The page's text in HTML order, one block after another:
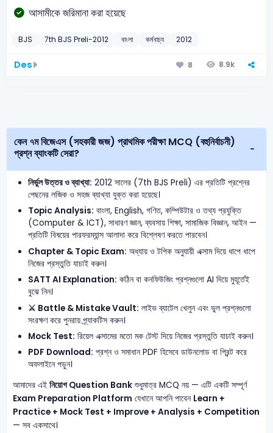
আসামীকে জরিমানা করা হয়েছে
BJS 7th BJS Preli-2012 বাংলা কর্মবাচ্য 2012
Des 8 8.9k
কেন ৭ম বিজেএস (সহকারী জজ) প্রাথমিক পরীক্ষা MCQ (বহুনির্বাচনী)
প্রশ্ন ব্যাংকটি সেরা?
নির্ভুল উত্তর ও ব্যাখ্যা: 2012 সালের (7th BJS Preli) এর প্রতিটি প্রশ্নের
পেছনের লজিক ও সহজ ব্যাখ্যা যুক্ত করা হয়েছে।
Topic Analysis: বাংলা, English, গণিত, কম্পিউটার ও তথ্য প্রযুক্তি
(Computer & ICT), সাধারণ জ্ঞান, ব্যবসায় শিক্ষা, সামাজিক বিজ্ঞান, আইন —
প্রতিটি বিষয়ের পারফরম্যান্স আলাদা করে বিশ্লেষণ করতে পারবেন।
Chapter & Topic Exam: অধ্যায় ও টপিক অনুযায়ী এক্সাম দিয়ে ধাপে ধাপে
নিজের প্রস্তুতি যাচাই করুন।
SATT AI Explanation: কঠিন বা কনফিউজিং প্রশ্নগুলো AI দিয়ে মুহূর্তেই
বুঝে নিন।
⚔️ Battle & Mistake Vault: লাইভ ব্যাটেল খেলুন এবং ভুল প্রশ্নগুলো
সংরক্ষণ করে পুনরায় প্র্যাকটিস করুন।
Mock Test: রিয়েল এক্সামের মতো মক টেস্ট দিয়ে নিজের প্রস্তুতি যাচাই করুন।
PDF Download: প্রশ্ন ও সমাধান PDF হিসেবে ডাউনলোড বা প্রিন্ট করে
অফলাইনে পড়ুন।
আমাদের এই নিয়োগ Question Bankশুধুমাত্র MCQ নয় — এটি একটি সম্পূর্ণ
Exam Preparation Platform যেখানে আপনি পাবেন Learn +
Practice + Mock Test + Improve + Analysis + Competition
— সব একসাথে।